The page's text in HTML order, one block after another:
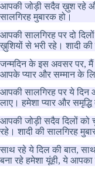
आपकी जोड़ी सदैव ख़ुश रहे
सालगिरह मुबारक हो।
आपकी सालगिरह पर दो
ख़ुशियों से भरी रहे। शादी की
जन्मदिन के इस अवसर पर, मैं
आपके प्यार और सम्मान के
आपकी सालगिरह पर ये दिन
लाए। हमेशा प्यार और समृद्धि
आपकी जोड़ी सदैव दिलों को
रहे। शादी की सालगिरह
साथ रहे ये दिल की बात,
बना रहे हमेशा यूंही, ये आपका